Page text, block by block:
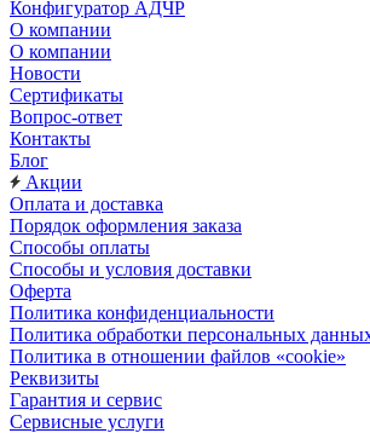
Конфигуратор АДЧР
О компании
О компании
Новости
Сертификаты
Вопрос-ответ
Контакты
Блог
Акции
Оплата и доставка
Порядок оформления заказа
Способы оплаты
Способы и условия доставки
Оферта
Политика конфиденциальности
Политика обработки персональных
Политика в отношении файлов «cookie»
Реквизиты
Гарантия и сервис
Сервисные услуги